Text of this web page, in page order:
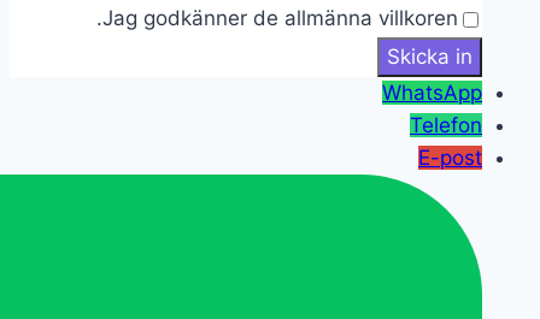
Jag godkänner de allmänna villkoren.
WhatsApp
Telefon
E-post